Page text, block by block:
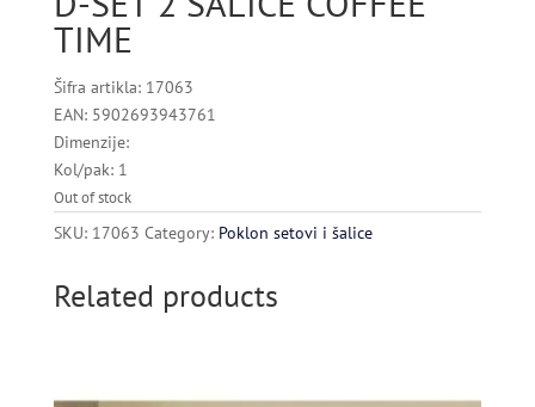
TIME
Šifra artikla: 17063
EAN: 5902693943761
Dimenzije:
Kol/pak: 1
Out of stock
SKU: 17063 Category: Poklon setovi i šalice
Related products